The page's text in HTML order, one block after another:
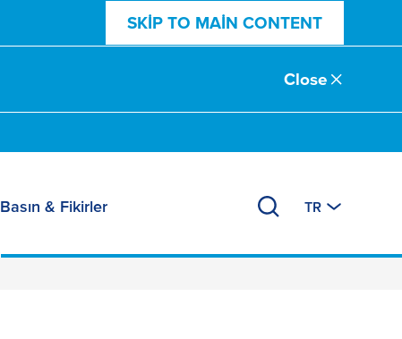
SKIP TO MAIN CONTENT
Close
Basın & Fikirler TR